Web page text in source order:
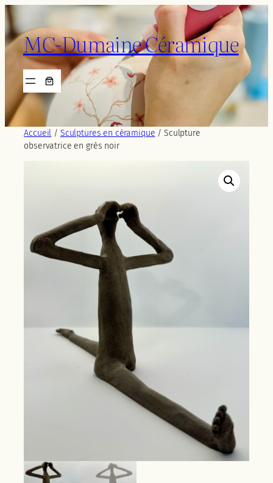
Aller
au
contenuMC-Dumaine Céramique
Accueil / Sculptures en céramique / Sculpture
observatrice en grès noir